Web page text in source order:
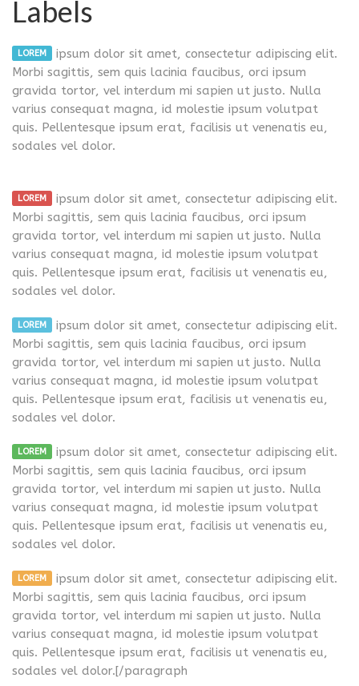
Labels
LOREM
ipsum dolor sit amet, consectetur adipiscing elit.
Morbi sagittis, sem quis lacinia faucibus, orci ipsum
gravida tortor, vel interdum mi sapien ut justo. Nulla
varius consequat magna, id molestie ipsum volutpat
quis. Pellentesque ipsum erat, facilisis ut venenatis eu,
sodales vel dolor.
LOREM
ipsum dolor sit amet, consectetur adipiscing elit.
Morbi sagittis, sem quis lacinia faucibus, orci ipsum
gravida tortor, vel interdum mi sapien ut justo. Nulla
varius consequat magna, id molestie ipsum volutpat
quis. Pellentesque ipsum erat, facilisis ut venenatis eu,
sodales vel dolor.
LOREM
ipsum dolor sit amet, consectetur adipiscing elit.
Morbi sagittis, sem quis lacinia faucibus, orci ipsum
gravida tortor, vel interdum mi sapien ut justo. Nulla
varius consequat magna, id molestie ipsum volutpat
quis. Pellentesque ipsum erat, facilisis ut venenatis eu,
sodales vel dolor.
LOREM
ipsum dolor sit amet, consectetur adipiscing elit.
Morbi sagittis, sem quis lacinia faucibus, orci ipsum
gravida tortor, vel interdum mi sapien ut justo. Nulla
varius consequat magna, id molestie ipsum volutpat
quis. Pellentesque ipsum erat, facilisis ut venenatis eu,
sodales vel dolor.
LOREM
ipsum dolor sit amet, consectetur adipiscing elit.
Morbi sagittis, sem quis lacinia faucibus, orci ipsum
gravida tortor, vel interdum mi sapien ut justo. Nulla
varius consequat magna, id molestie ipsum volutpat
quis. Pellentesque ipsum erat, facilisis ut venenatis eu,
sodales vel dolor.[/paragraph